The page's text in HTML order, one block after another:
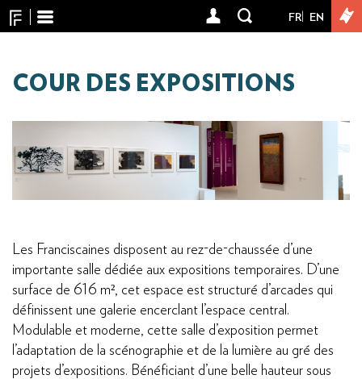
Panneau de gestion des cookies
Aller
au
User
menu
FR EN
COUR DES EXPOSITIONS
Les Franciscaines disposent au rez-de-chaussée d’une
importante salle dédiée aux expositions temporaires. D’une
surface de 616 m², cet espace est structuré d’arcades qui
définissent une galerie encerclant l’espace central.
Modulable et moderne, cette salle d’exposition permet
l’adaptation de la scénographie et de la lumière au gré des
projets d’expositions. Bénéficiant d’une belle hauteur sous